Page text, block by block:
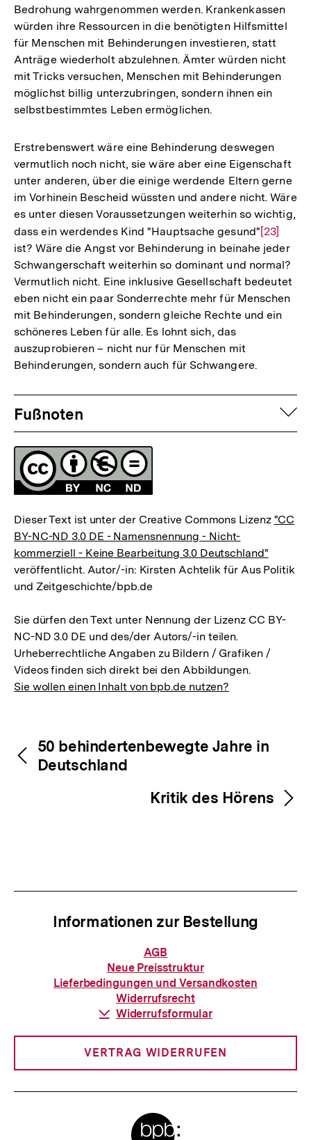
Bedrohung wahrgenommen werden. Krankenkassen
würden ihre Ressourcen in die benötigten Hilfsmittel
für Menschen mit Behinderungen investieren, statt
Anträge wiederholt abzulehnen. Ämter würden nicht
mit Tricks versuchen, Menschen mit Behinderungen
möglichst billig unterzubringen, sondern ihnen ein
selbstbestimmtes Leben ermöglichen.
Erstrebenswert wäre eine Behinderung deswegen
vermutlich noch nicht, sie wäre aber eine Eigenschaft
unter anderen, über die einige werdende Eltern gerne
im Vorhinein Bescheid wüssten und andere nicht. Wäre
es unter diesen Voraussetzungen weiterhin so wichtig,
dass ein werdendes Kind "Hauptsache gesund"Zur
der
Fußnote
[23]
ist? Wäre die Angst vor Behinderung in beinahe jeder
Schwangerschaft weiterhin so dominant und normal?
Vermutlich nicht. Eine inklusive Gesellschaft bedeutet
eben nicht ein paar Sonderrechte mehr für Menschen
mit Behinderungen, sondern gleiche Rechte und ein
schöneres Leben für alle. Es lohnt sich, das
auszuprobieren – nicht nur für Menschen mit
Behinderungen, sondern auch für Schwangere.
Fussnoten
Fußnoten
Lizenz
Dieser Text ist unter der Creative Commons Lizenz "CC
BY-NC-ND 3.0 DE - Namensnennung - Nicht-
kommerziell - Keine Bearbeitung 3.0 Deutschland"
veröffentlicht. Autor/-in: Kirsten Achtelik für Aus Politik
und Zeitgeschichte/bpb.de
Sie dürfen den Text unter Nennung der Lizenz CC BY-
NC-ND 3.0 DE und des/der Autors/-in teilen.
Urheberrechtliche Angaben zu Bildern / Grafiken /
Videos finden sich direkt bei den Abbildungen.
Sie wollen einen Inhalt von bpb.de nutzen?
Inhaltsnavigation
Inhaltsnavigation
50 behindertenbewegte Jahre in
Deutschland
Kritik des Hörens
Informationen zur Bestellung
Informationen
zur
Bestellung
AGB
Neue Preisstruktur
Lieferbedingungen und Versandkosten
Widerrufsrecht
Download-
Widerrufsformular
VERTRAG WIDERRUFEN